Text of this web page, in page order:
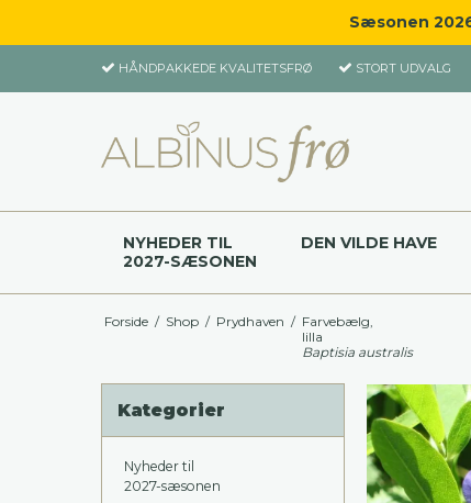
Sæsonen
HÅNDPAKKEDE KVALITETSFRØ STORT UDVALG
NYHEDER TIL
2027-SÆSONEN
DEN VILDE HAVE
Forside / Shop / Prydhaven / Farvebælg,
lilla
Baptisia australis
Kategorier
Nyheder til
2027-sæsonen